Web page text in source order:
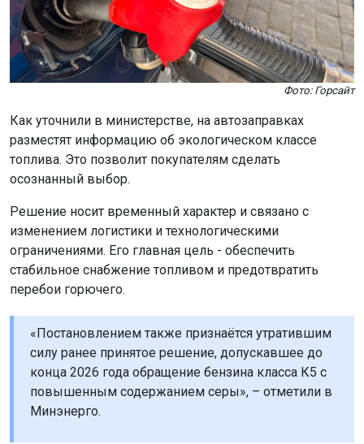
Фото: Горсайт
Как уточнили в министерстве, на автозаправках
разместят информацию об экологическом классе
топлива. Это позволит покупателям сделать
осознанный выбор.
Решение носит временный характер и связано с
изменением логистики и технологическими
ограничениями. Его главная цель - обеспечить
стабильное снабжение топливом и предотвратить
перебои горючего.
«Постановлением также признаётся утратившим
силу ранее принятое решение, допускавшее до
конца 2026 года обращение бензина класса К5 с
повышенным содержанием серы», – отметили в
Минэнерго.